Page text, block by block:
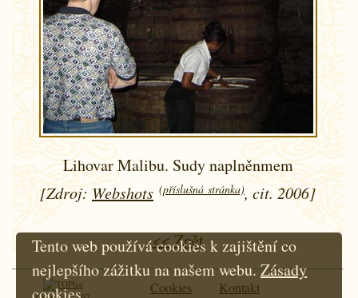
Lihovar Malibu. Sudy naplněnmem
[Zdroj: Webshots (příslušná stránka), cit. 2006]
<< Zpět
Cookies Kontakt
Tento web používá cookies k zajištění co
nejlepšího zážitku na našem webu. Zásady
cookies